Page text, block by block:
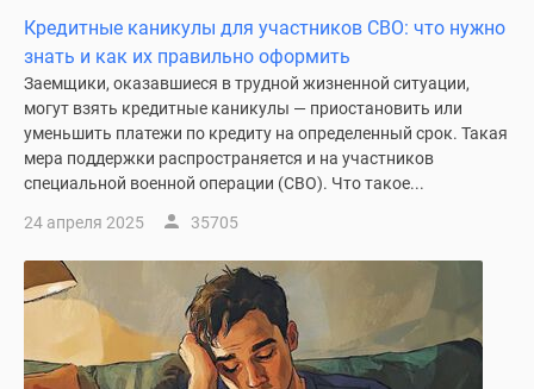
Кредитные каникулы для участников СВО: что нужно
знать и как их правильно оформить
Заемщики, оказавшиеся в трудной жизненной ситуации,
могут взять кредитные каникулы — приостановить или
уменьшить платежи по кредиту на определенный срок. Такая
мера поддержки распространяется и на участников
специальной военной операции (СВО). Что такое...
24 апреля 2025 35705